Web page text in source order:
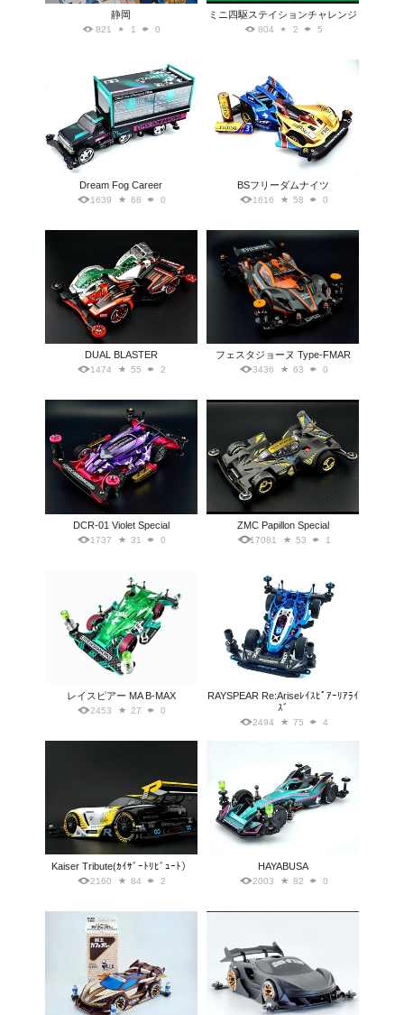
静岡
821 1 0
ミニ四駆ステイションチャレンジ
804 2 5
Dream Fog Career
1639 68 0
BSフリーダムナイツ
1616 58 0
DUAL BLASTER
1474 55 2
フェスタジョーヌ Type-FMAR
3436 63 0
DCR-01 Violet Special
1737 31 0
ZMC Papillon Special
17081 53 1
レイスピアー MA B-MAX
2453 27 0
RAYSPEAR Re:Ariseﾚｲｽﾋﾟｱｰﾘｱﾗｲ
ｽﾞ
2494 75 4
Kaiser Tribute(ｶｲｻﾞｰﾄﾘﾋﾞｭｰﾄ）
2160 84 2
HAYABUSA
2003 82 0